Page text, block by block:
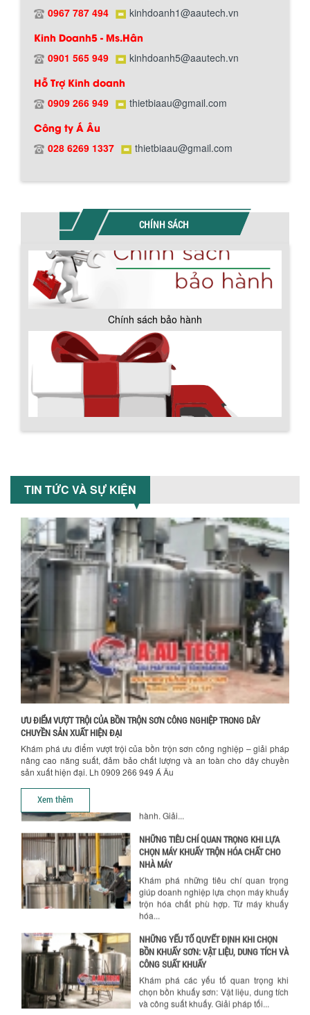
0967 787 494 kinhdoanh1@aautech.vn
Kinh Doanh5 - Ms.Hân
0901 565 949 kinhdoanh5@aautech.vn
Hỗ Trợ Kinh doanh
0909 266 949 thietbiaau@gmail.com
Công ty Á Âu
028 6269 1337 thietbiaau@gmail.com
CHÍNH SÁCH
Chính sách đổi trả hàng
Chính sách bảo hành
Chính sách giao hàng
TIN TỨC VÀ SỰ KIỆN
ƯU ĐIỂM VƯỢT TRỘI CỦA BỒN TRỘN SƠN CÔNG NGHIỆP TRONG DÂY
CHUYỀN SẢN XUẤT HIỆN ĐẠI
Khám phá ưu điểm vượt trội của bồn trộn sơn công nghiệp – giải pháp
nâng cao năng suất, đảm bảo chất lượng và an toàn cho dây chuyền
sản xuất hiện đại. Lh 0909 266 949 Á Âu
Xem thêm
BỒN CHỨA GIẢI NHIỆT SƠN, MỰC IN
Bồn chứa giải nhiệt sơn, mực in có cấu
tạo gồm 2 lớp inox và được dùng để
làm giảm nhiệt độ của nguyên...
Máy trộn bột khô 500kg được thiết kế
thân bồn nằm ngang, với cánh trộn bột
xoay đảo thuận nghịch. Vật liệu...
trộn các loại bột khô trong các ngành...
VÌ SAO DOANH NGHIỆP NÊN CHỌN MÁY
NGHIỀN MÀU SƠN Á ÂU?
Khám phá lý do doanh nghiệp nên
chọn máy nghiền màu sơn Á Âu: hiệu
suất cao, kiểm soát nhiệt tốt, tiết kiệm
ƯU ĐÃI ĐẶC BIỆT: GIÁ MÁY KHUẤY SƠN
CÔNG NGHIỆP GIẢM SỐC
Ưu đãi đặc biệt: Giá máy khuấy sơn
công nghiệp giảm sốc lên đến 20%.
Tiết kiệm chi phí, nhận ngay máy
khuấy...
TỐI ƯU CHI PHÍ SẢN XUẤT VỚI MÁY TRỘN
Khám phá cách máy trộn sơn công
nghiệp giúp doanh nghiệp tiết kiệm
nguyên liệu, nhân công và chi phí vận
NHỮNG TIÊU CHÍ QUAN TRỌNG KHI LỰA
NHÀ MÁY
Khám phá những tiêu chí quan trọng
giúp doanh nghiệp lựa chọn máy khuấy
trộn hóa chất phù hợp. Từ máy khuấy
hóa...
NHỮNG YẾU TỐ QUYẾT ĐỊNH KHI CHỌN
CÔNG SUẤT KHUẤY
Khám phá các yếu tố quan trọng khi
chọn bồn khuấy sơn: Vật liệu, dung tích
và công suất khuấy. Giải pháp tối...
BỒN KHUẤY TRỘN CHẤT LỎNG CHO